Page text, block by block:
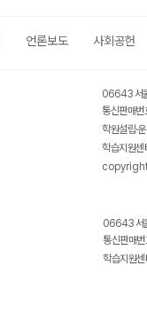
언론보도 사회공헌
06643 서
통신판매
학원설립·
학습지원
06643 서
통신판매
학습지원